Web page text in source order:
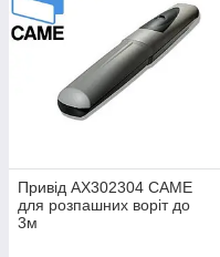
Привід AX302304 CAME
для розпашних воріт до
3м